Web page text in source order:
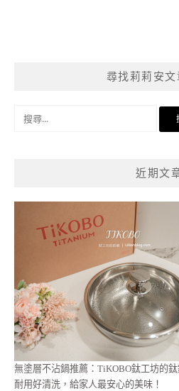
尋找莉莉安文
近期文
無塗層不沾鍋推薦：TiKOBO鈦工坊的
耐用好清洗，給家人最安心的美味！